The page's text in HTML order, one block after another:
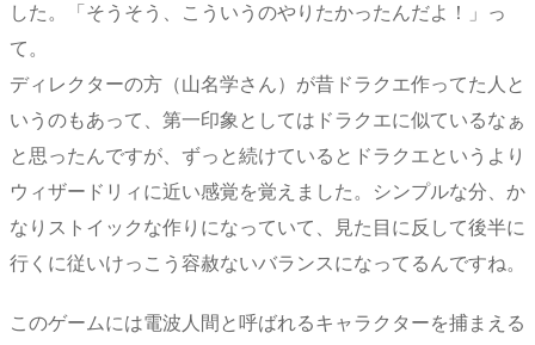
した。「そうそう、こういうのやりたかったんだよ！」っ
て。
ディレクターの方（山名学さん）が昔ドラクエ作ってた人と
いうのもあって、第一印象としてはドラクエに似ているなぁ
と思ったんですが、ずっと続けているとドラクエというより
ウィザードリィに近い感覚を覚えました。シンプルな分、か
なりストイックな作りになっていて、見た目に反して後半に
行くに従いけっこう容赦ないバランスになってるんですね。
このゲームには電波人間と呼ばれるキャラクターを捕まえる